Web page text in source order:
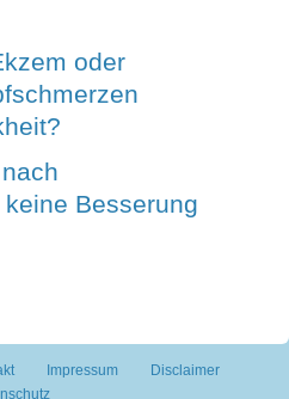
oder
Besserung
Impressum
Disclaimer